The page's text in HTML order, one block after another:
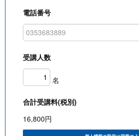
電話番号
受講人数
名
合計受講料(税別)
16,800円